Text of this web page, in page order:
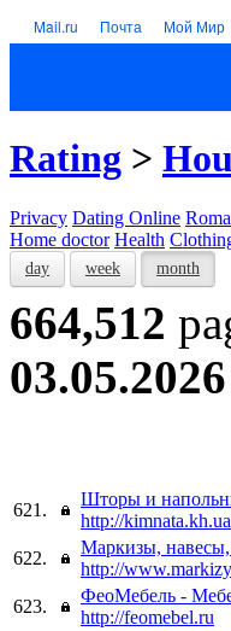
Mail.ru Почта Мой Мир
Rating >
Privacy Dating Online
Home doctor Health
day week month
664,512
621.
Шторы и
http://kimnata.kh.ua
622.
Маркизы,
http://
623.
ФеоМебель -
http://feomebel.ru